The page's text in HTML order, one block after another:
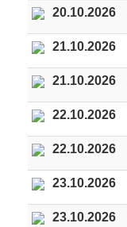
20.10.2026
21.10.2026
21.10.2026
22.10.2026
22.10.2026
23.10.2026
23.10.2026